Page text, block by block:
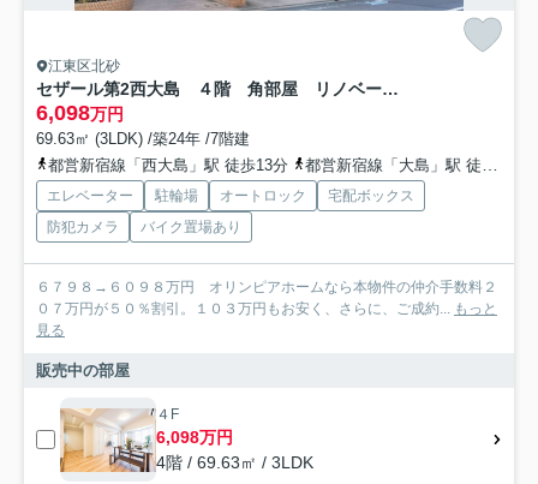
江東区北砂
セザール第2西大島 ４階 角部屋 リノベーション済
6,098万円
69.63㎡ (3LDK) /築24年 /7階建
都営新宿線「西大島」駅 徒歩13分
都営新宿線「大島」駅 徒歩23分
エレベーター 駐輪場 オートロック
宅配ボックス
防犯カメラ
バイク置場あり
６７９８→６０９８万円 オリンピアホームなら本物件の仲介手数料２
０７万円が５０％割引。１０３万円もお安く、さらに、ご成約... もっと
見る
販売中の部屋
４F
6,098万円
4階 / 69.63㎡ / 3LDK